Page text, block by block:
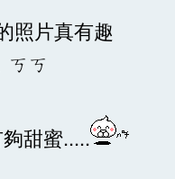
照片真有趣
ㄎㄎ
甜蜜.....